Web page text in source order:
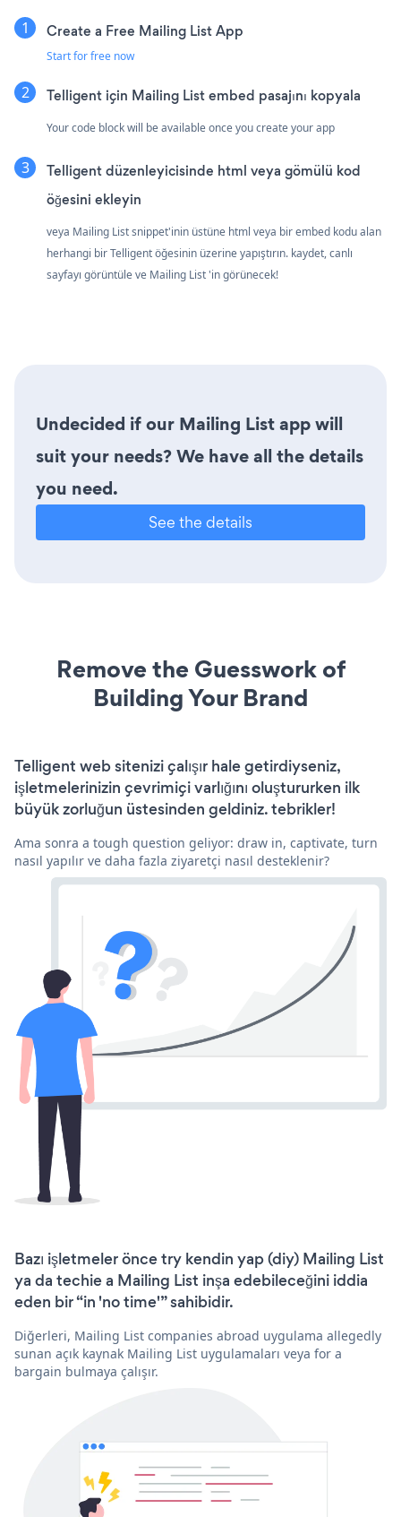
Create a Free Mailing List App
Start for free now
Telligent için Mailing List embed pasajını kopyala
Your code block will be available once you create your app
Telligent düzenleyicisinde html veya gömülü kod
öğesini ekleyin
veya Mailing List snippet'inin üstüne html veya bir embed kodu alan
herhangi bir Telligent öğesinin üzerine yapıştırın. kaydet, canlı
sayfayı görüntüle ve Mailing List 'in görünecek!
Undecided if our Mailing List app will
suit your needs? We have all the details
you need.
See the details
Remove the Guesswork of
Building Your Brand
Telligent web sitenizi çalışır hale getirdiyseniz,
işletmelerinizin çevrimiçi varlığını oluştururken ilk
büyük zorluğun üstesinden geldiniz. tebrikler!
Ama sonra a tough question geliyor: draw in, captivate, turn
nasıl yapılır ve daha fazla ziyaretçi nasıl desteklenir?
Bazı işletmeler önce try kendin yap (diy) Mailing List
ya da techie a Mailing List inşa edebileceğini iddia
eden bir “in 'no time'” sahibidir.
Diğerleri, Mailing List companies abroad uygulama allegedly
sunan açık kaynak Mailing List uygulamaları veya for a
bargain bulmaya çalışır.